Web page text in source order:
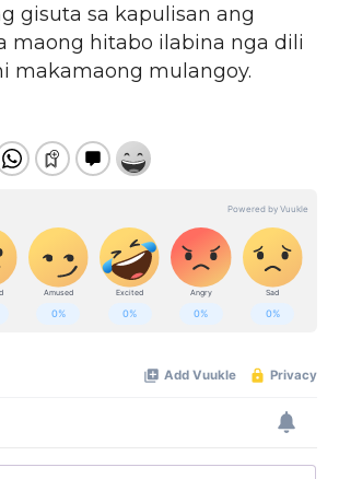
gisuta sa kapulisan ang
maong hitabo ilabina nga dili
makamaong mulangoy.